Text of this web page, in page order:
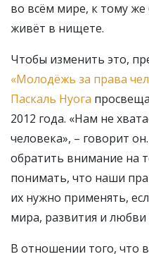
во всём мире, к тому же
живёт в нищете.
Чтобы изменить это,
«Молодёжь за права
Паскаль Нуога
2012 года. «Нам не
человека», – говорит
обратить внимание на
понимать, что наши
их нужно применять,
мира, развития и
В отношении того, что